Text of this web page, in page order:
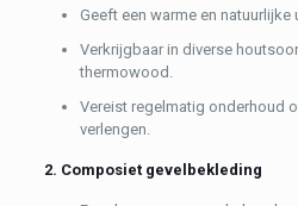
Geeft een warme en natuurlijke
Verkrijgbaar in diverse
thermowood.
Vereist regelmatig onderhoud
verlengen.
2. Composiet gevelbekleding